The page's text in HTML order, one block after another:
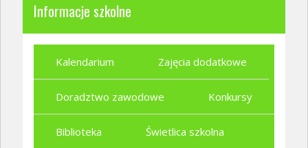
Informacje szkolne
Kalendarium Zajęcia dodatkowe
Doradztwo zawodowe Konkursy
Biblioteka Świetlica szkolna